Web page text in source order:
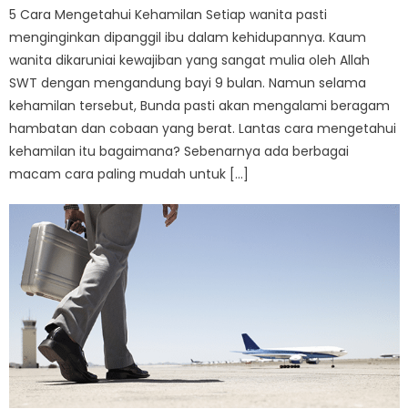
5 Cara Mengetahui Kehamilan Setiap wanita pasti
menginginkan dipanggil ibu dalam kehidupannya. Kaum
wanita dikaruniai kewajiban yang sangat mulia oleh Allah
SWT dengan mengandung bayi 9 bulan. Namun selama
kehamilan tersebut, Bunda pasti akan mengalami beragam
hambatan dan cobaan yang berat. Lantas cara mengetahui
kehamilan itu bagaimana? Sebenarnya ada berbagai
macam cara paling mudah untuk […]